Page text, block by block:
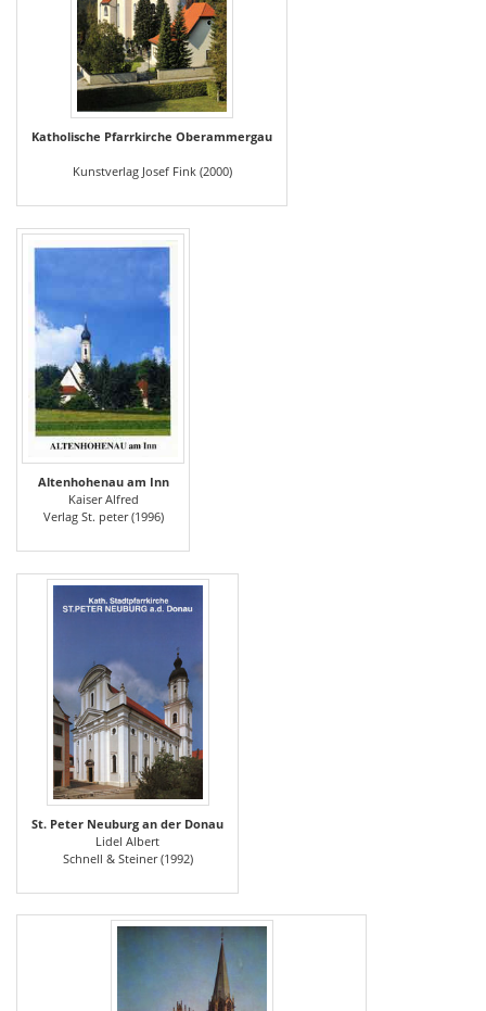
Katholische Pfarrkirche Oberammergau
Kunstverlag Josef Fink (2000)
Altenhohenau am Inn
Kaiser Alfred
Verlag St. peter (1996)
St. Peter Neuburg an der Donau
Lidel Albert
Schnell & Steiner (1992)